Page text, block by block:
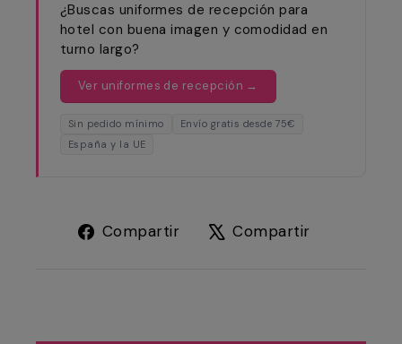
¿Buscas uniformes de recepción para
hotel con buena imagen y comodidad en
turno largo?
Ver uniformes de recepción →
Sin pedido mínimo
Envío gratis desde 75€
España y la UE
Compartir
Compartir
Compartir